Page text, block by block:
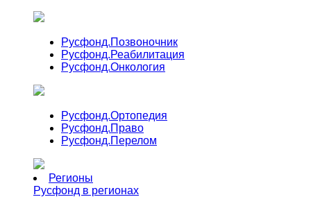
Русфонд.Позвоночник
Русфонд.Реабилитация
Русфонд.Онкология
Русфонд.Ортопедия
Русфонд.Право
Русфонд.Перелом
Регионы
Русфонд в регионах